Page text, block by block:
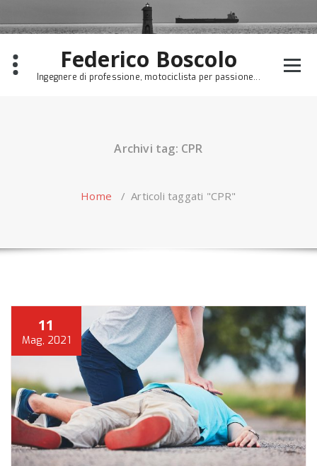
to
content
Federico Boscolo
Ingegnere di professione, motociclista per passione...
Archivi tag: CPR
Home /Articoli taggati "CPR"
11
Mag, 2021